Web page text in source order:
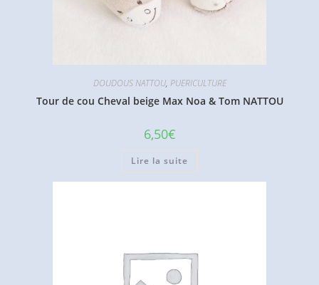
DOUDOUS NATTOU, PUERICULTURE
Tour de cou Cheval beige Max Noa & Tom NATTOU
6,50€
Lire la suite